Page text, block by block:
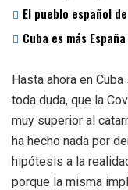
El pueblo español
Cuba es más
Hasta ahora en
toda duda, que la
muy superior al
ha hecho nada por
hipótesis a la
porque la misma